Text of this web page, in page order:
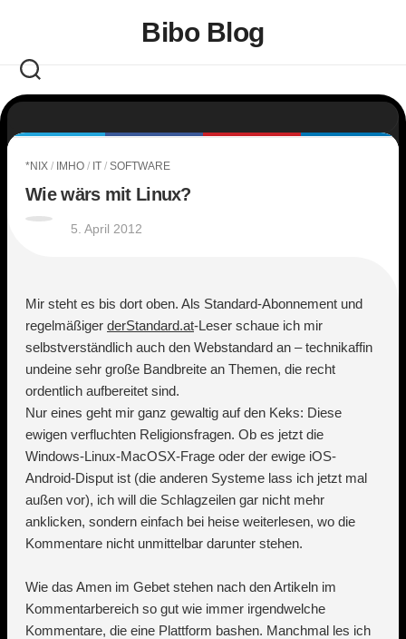
Bibo Blog
*NIX / IMHO / IT / SOFTWARE
Wie wärs mit Linux?
5. April 2012
Mir steht es bis dort oben. Als Standard-Abonnement und
regelmäßiger derStandard.at-Leser schaue ich mir
selbstverständlich auch den Webstandard an – technikaffin
undeine sehr große Bandbreite an Themen, die recht
ordentlich aufbereitet sind.
Nur eines geht mir ganz gewaltig auf den Keks: Diese
ewigen verfluchten Religionsfragen. Ob es jetzt die
Windows-Linux-MacOSX-Frage oder der ewige iOS-
Android-Disput ist (die anderen Systeme lass ich jetzt mal
außen vor), ich will die Schlagzeilen gar nicht mehr
anklicken, sondern einfach bei heise weiterlesen, wo die
Kommentare nicht unmittelbar darunter stehen.
Wie das Amen im Gebet stehen nach den Artikeln im
Kommentarbereich so gut wie immer irgendwelche
Kommentare, die eine Plattform bashen. Manchmal les ich